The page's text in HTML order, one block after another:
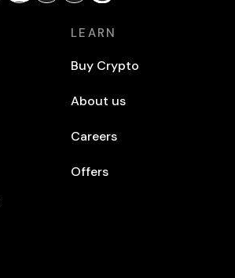
LEARN
Buy Crypto
About us
Careers
Offers